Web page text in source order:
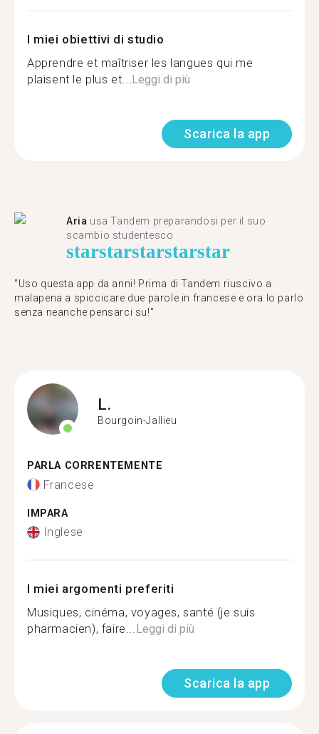
I miei obiettivi di studio
Apprendre et maîtriser les langues qui me
plaisent le plus et...Leggi di più
Scarica la app
Aria usa Tandem preparandosi per il suo
scambio studentesco.
starstarstarstarstar
"Uso questa app da anni! Prima di Tandem riuscivo a
malapena a spiccicare due parole in francese e ora lo parlo
senza neanche pensarci su!"
L.
Bourgoin-Jallieu
PARLA CORRENTEMENTE
Francese
IMPARA
Inglese
I miei argomenti preferiti
Musiques, cinéma, voyages, santé (je suis
pharmacien), faire...Leggi di più
Scarica la app